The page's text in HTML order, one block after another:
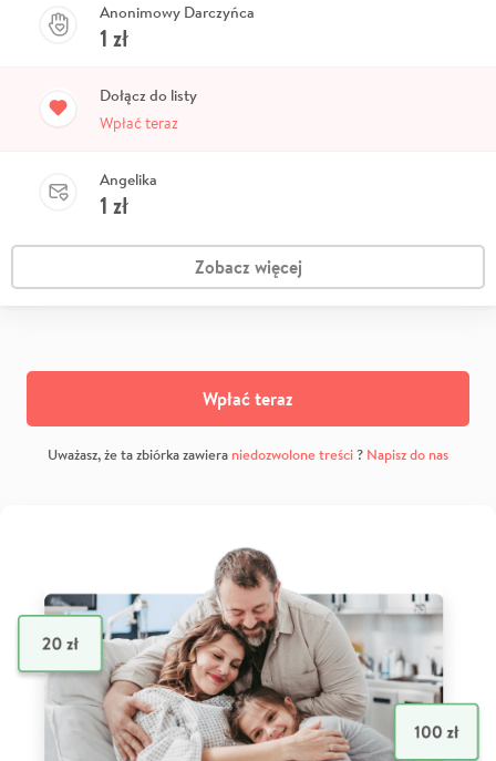
Anonimowy Darczyńca
1 zł
Dołącz do listy
Wpłać teraz
Angelika
1 zł
Zobacz więcej
Wpłać teraz
Uważasz, że ta zbiórka zawiera niedozwolone treści? Napisz do nas